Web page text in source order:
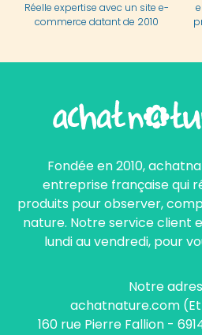
Réelle expertise avec un site e-
commerce datant de 2010
Fondée en 2010,
entreprise française qui
produits pour observer,
nature. Notre service client
lundi au vendredi, pour
Notre
achatnature.com
160 rue Pierre Fallion -